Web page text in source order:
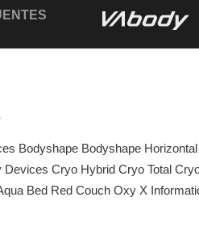
Bodyshape Bodyshape
Cryo Hybrid Cryo Total
Bed Red Couch Oxy X